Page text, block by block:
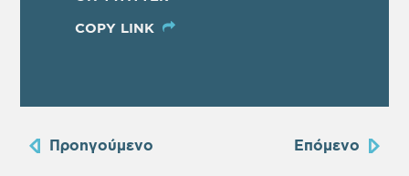
COPY LINK
Προηγούμενο Επόμενο